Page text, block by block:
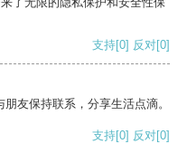
支持[0] 反对[0]
友保持联系，分享生活点滴。
支持[0] 反对[0]